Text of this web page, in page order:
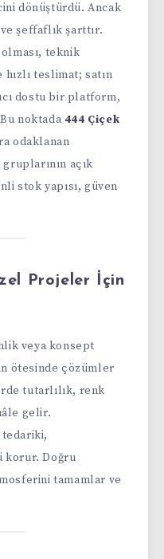
dönüştürdü. Ancak
şeffaflık şarttır.
teknik
teslimat; satın
dostu bir platform,
noktada 444 Çiçek
odaklanan
açık
stok yapısı, güven
Projeler İçin
veya konsept
ötesinde çözümler
tutarlılık, renk
gelir.
tedariki,
korur. Doğru
tamamlar ve